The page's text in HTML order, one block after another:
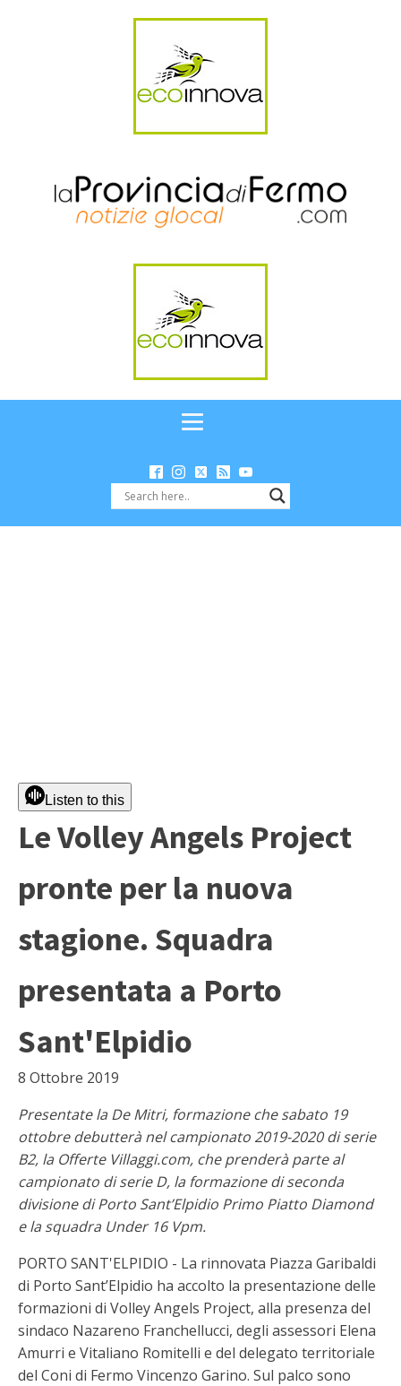
Listen to this
Le Volley Angels Project
pronte per la nuova
stagione. Squadra
presentata a Porto
Sant'Elpidio
8 Ottobre 2019
Presentate la De Mitri, formazione che sabato 19
ottobre debutterà nel campionato 2019-2020 di serie
B2, la Offerte Villaggi.com, che prenderà parte al
campionato di serie D, la formazione di seconda
divisione di Porto Sant’Elpidio Primo Piatto Diamond
e la squadra Under 16 Vpm.
PORTO SANT'ELPIDIO - La rinnovata Piazza Garibaldi
di Porto Sant’Elpidio ha accolto la presentazione delle
formazioni di Volley Angels Project, alla presenza del
sindaco Nazareno Franchellucci, degli assessori Elena
Amurri e Vitaliano Romitelli e del delegato territoriale
del Coni di Fermo Vincenzo Garino. Sul palco sono